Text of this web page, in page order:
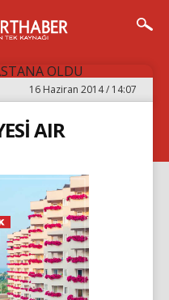
16 Haziran 2014 / 14:07
AIR